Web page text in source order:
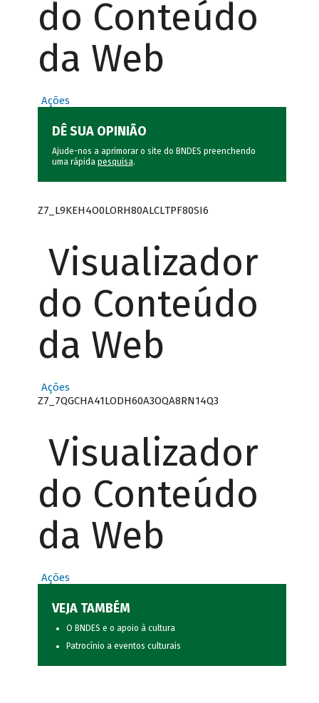
do Conteúdo
da Web
Ações
DÊ SUA OPINIÃO
Ajude-nos a aprimorar o site do BNDES preenchendo
uma rápida pesquisa.
Z7_L9KEH4O0LORH80ALCLTPF80SI6
Visualizador
do Conteúdo
da Web
Ações
Z7_7QGCHA41LODH60A3OQA8RN14Q3
Visualizador
do Conteúdo
da Web
Ações
VEJA TAMBÉM
O BNDES e o apoio à cultura
Patrocínio a eventos culturais